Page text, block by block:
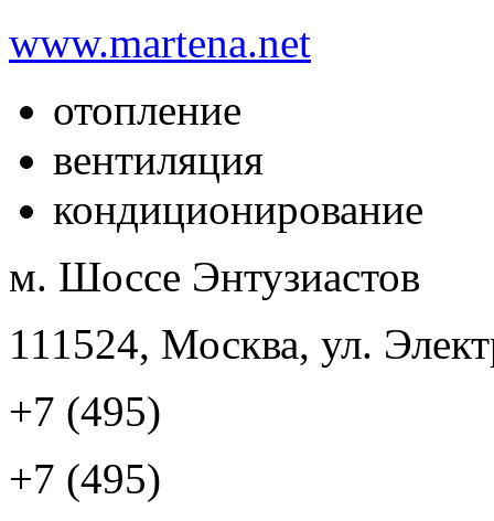
www.martena.net
отопление
вентиляция
кондиционирование
м. Шоссе Энтузиастов
111524, Москва, ул.
+7 (495)
+7 (495)